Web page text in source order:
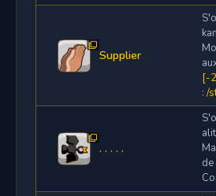
Supplier
[-
: /
. . . . .